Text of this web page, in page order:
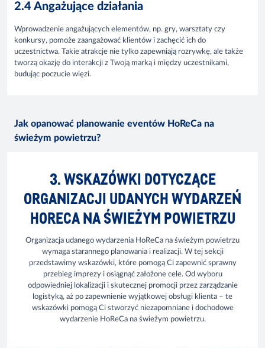
2.4 Angażujące działania
Wprowadzenie angażujących elementów, np. gry, warsztaty czy
konkursy, pomoże zaangażować klientów i zachęcić ich do
uczestnictwa. Takie atrakcje nie tylko zapewniają rozrywkę, ale także
tworzą okazję do interakcji z Twoją marką i między uczestnikami,
budując poczucie więzi.
Jak opanować planowanie eventów HoReCa na
świeżym powietrzu?
3. WSKAZÓWKI DOTYCZĄCE
ORGANIZACJI UDANYCH WYDARZEŃ
HORECA NA ŚWIEŻYM POWIETRZU
Organizacja udanego wydarzenia HoReCa na świeżym powietrzu
wymaga starannego planowania i realizacji. W tej sekcji
przedstawimy wskazówki, które pomogą Ci zapewnić sprawny
przebieg imprezy i osiągnąć założone cele. Od wyboru
odpowiedniej lokalizacji i skutecznej promocji przez zarządzanie
logistyką, aż po zapewnienie wyjątkowej obsługi klienta – te
wskazówki pomogą Ci stworzyć niezapomniane i dochodowe
wydarzenie HoReCa na świeżym powietrzu.